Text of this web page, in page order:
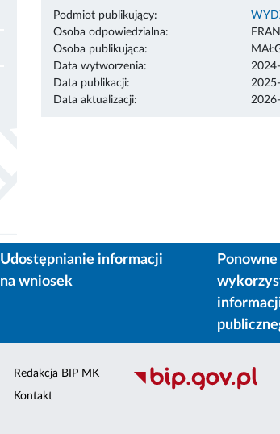
Podmiot publikujący:
Osoba odpowiedzialna:
Osoba publikująca:
Data wytworzenia:
Data publikacji:
Data aktualizacji:
Udostępnianie informacji
na wniosek
Ponowne
Redakcja BIP MK
Kontakt